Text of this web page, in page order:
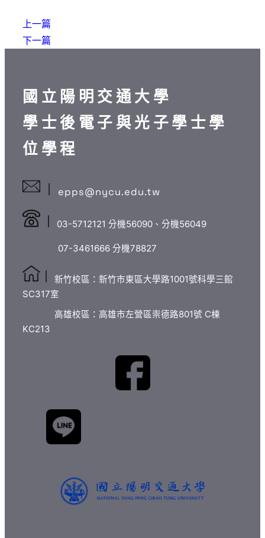
上一篇
下一篇
國立陽明交通大學
學士後電子與光子學士學
位學程
epps@nycu.edu.tw
03-5712121 分機56090、分機56049
07-3461666 分機78827
新竹校區：新竹市東區大學路1001號科學三館
SC317室
高雄校區：高雄市左營區崇德路801號 C棟
KC213